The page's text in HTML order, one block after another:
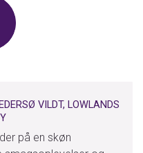
VILDT, LOWLANDS
på en skøn